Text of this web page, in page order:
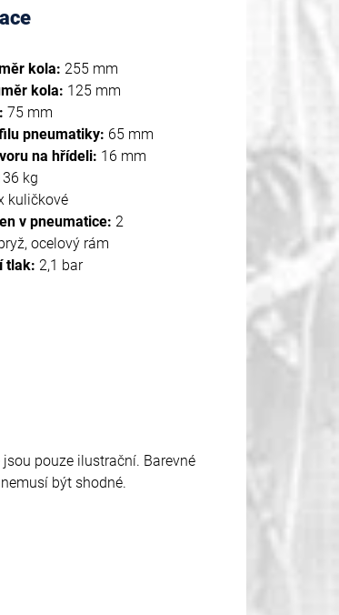
kola: 255 mm
kola: 125 mm
75 mm
pneumatiky: 65 mm
na hřídeli: 16 mm
kg
kuličkové
v pneumatice: 2
ocelový rám
tlak: 2,1 bar
jsou pouze ilustrační. Barevné
být shodné.